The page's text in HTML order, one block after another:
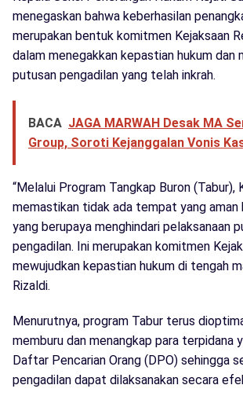
menegaskan bahwa keberhasilan
merupakan bentuk komitmen Kejaksaan
dalam menegakkan kepastian hukum dan
putusan pengadilan yang telah inkrah.
BACA JAGA MARWAH Desak MA
Group, Soroti Kejanggalan Vonis
“Melalui Program Tangkap Buron (Tabur),
memastikan tidak ada tempat yang aman
yang berupaya menghindari pelaksanaan
pengadilan. Ini merupakan komitmen
mewujudkan kepastian hukum di tengah
Rizaldi.
Menurutnya, program Tabur terus
memburu dan menangkap para terpidana
Daftar Pencarian Orang (DPO) sehingga
pengadilan dapat dilaksanakan secara